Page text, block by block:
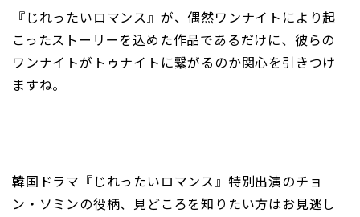
『じれったいロマンス』が、偶然ワンナイトにより起
こったストーリーを込めた作品であるだけに、彼らの
ワンナイトがトゥナイトに繋がるのか関心を引きつけ
ますね。
韓国ドラマ『じれったいロマンス』特別出演のチョ
ン・ソミンの役柄、見どころを知りたい方はお見逃し